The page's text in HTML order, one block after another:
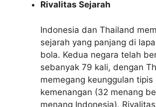
Rivalitas Sejarah
Indonesia dan Thailand
sejarah yang panjang di
bola. Kedua negara telah
sebanyak 79 kali, dengan
memegang keunggulan tipis
kemenangan (32 menang
menang Indonesia).